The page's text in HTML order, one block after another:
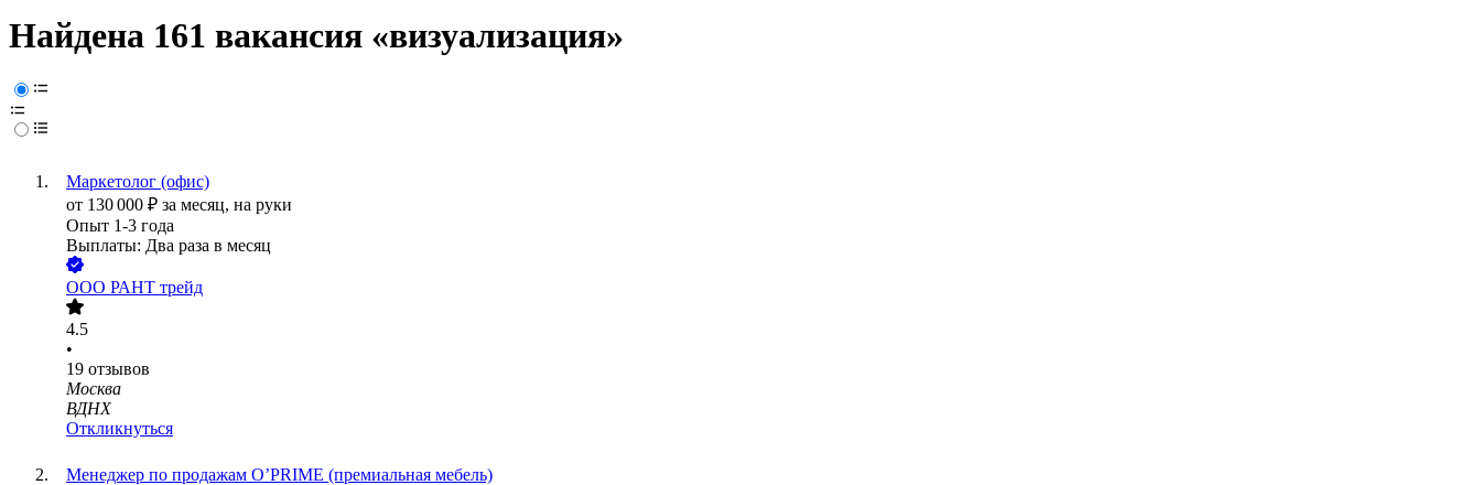
Найдена 161 вакансия «визуализация»
Маркетолог (офиc)
от 130 000 ₽ за месяц, на руки
Опыт 1-3 года
Выплаты: Два раза в месяц
ООО РАНТ трейд
4.5
•
19 отзывов
Москва
ВДНХ
Откликнуться
Менеджер по продажам O’PRIME (премиальная мебель)